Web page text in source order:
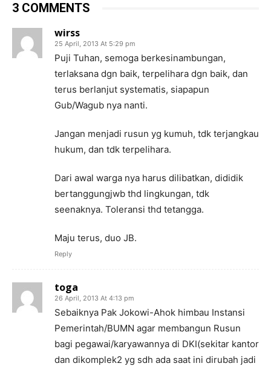
3 COMMENTS
wirss
25 April, 2013 At 5:29 pm
Puji Tuhan, semoga berkesinambungan,
terlaksana dgn baik, terpelihara dgn baik, dan
terus berlanjut systematis, siapapun
Gub/Wagub nya nanti.
Jangan menjadi rusun yg kumuh, tdk terjangkau
hukum, dan tdk terpelihara.
Dari awal warga nya harus dilibatkan, dididik
bertanggungjwb thd lingkungan, tdk
seenaknya. Toleransi thd tetangga.
Maju terus, duo JB.
Reply
toga
26 April, 2013 At 4:13 pm
Sebaiknya Pak Jokowi-Ahok himbau Instansi
Pemerintah/BUMN agar membangun Rusun
bagi pegawai/karyawannya di DKI(sekitar kantor
dan dikomplek2 yg sdh ada saat ini dirubah jadi